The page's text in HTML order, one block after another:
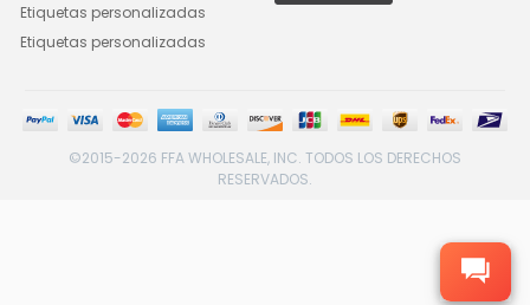
Etiquetas personalizadas
Etiquetas personalizadas
©2015-2026 FFA WHOLESALE, INC. TODOS LOS DERECHOS
RESERVADOS.